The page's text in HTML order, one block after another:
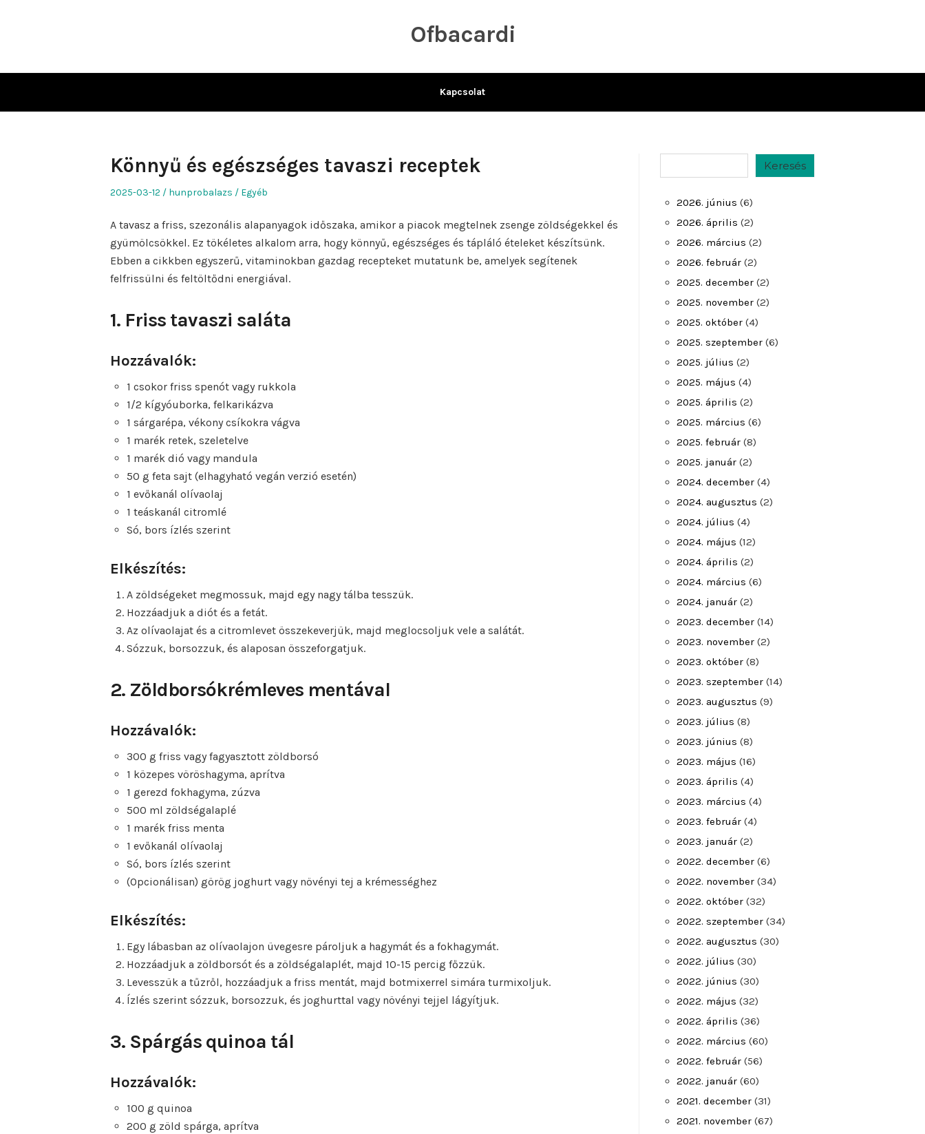
Ofbacardi
Kapcsolat
Könnyű és egészséges tavaszi receptek
Posted
2025-03-12 Author
hunprobalazs
Posted
Egyéb
A tavasz a friss, szezonális alapanyagok időszaka, amikor a piacok megtelnek zsenge zöldségekkel és
gyümölcsökkel. Ez tökéletes alkalom arra, hogy könnyű, egészséges és tápláló ételeket készítsünk.
Ebben a cikkben egyszerű, vitaminokban gazdag recepteket mutatunk be, amelyek segítenek
felfrissülni és feltöltődni energiával.
1. Friss tavaszi saláta
Hozzávalók:
1 csokor friss spenót vagy rukkola
1/2 kígyóuborka, felkarikázva
1 sárgarépa, vékony csíkokra vágva
1 marék retek, szeletelve
1 marék dió vagy mandula
50 g feta sajt (elhagyható vegán verzió esetén)
1 evőkanál olívaolaj
1 teáskanál citromlé
Só, bors ízlés szerint
Elkészítés:
A zöldségeket megmossuk, majd egy nagy tálba tesszük.
Hozzáadjuk a diót és a fetát.
Az olívaolajat és a citromlevet összekeverjük, majd meglocsoljuk vele a salátát.
Sózzuk, borsozzuk, és alaposan összeforgatjuk.
2. Zöldborsókrémleves mentával
Hozzávalók:
300 g friss vagy fagyasztott zöldborsó
1 közepes vöröshagyma, aprítva
1 gerezd fokhagyma, zúzva
500 ml zöldségalaplé
1 marék friss menta
1 evőkanál olívaolaj
Só, bors ízlés szerint
(Opcionálisan) görög joghurt vagy növényi tej a krémességhez
Elkészítés:
Egy lábasban az olívaolajon üvegesre pároljuk a hagymát és a fokhagymát.
Hozzáadjuk a zöldborsót és a zöldségalaplét, majd 10-15 percig főzzük.
Levesszük a tűzről, hozzáadjuk a friss mentát, majd botmixerrel simára turmixoljuk.
Ízlés szerint sózzuk, borsozzuk, és joghurttal vagy növényi tejjel lágyítjuk.
3. Spárgás quinoa tál
Hozzávalók:
100 g quinoa
200 g zöld spárga, aprítva
Keresés
2026. június (6)
2026. április (2)
2026. március (2)
2026. február (2)
2025. december (2)
2025. november (2)
2025. október (4)
2025. szeptember (6)
2025. július (2)
2025. május (4)
2025. április (2)
2025. március (6)
2025. február (8)
2025. január (2)
2024. december (4)
2024. augusztus (2)
2024. július (4)
2024. május (12)
2024. április (2)
2024. március (6)
2024. január (2)
2023. december (14)
2023. november (2)
2023. október (8)
2023. szeptember (14)
2023. augusztus (9)
2023. július (8)
2023. június (8)
2023. május (16)
2023. április (4)
2023. március (4)
2023. február (4)
2023. január (2)
2022. december (6)
2022. november (34)
2022. október (32)
2022. szeptember (34)
2022. augusztus (30)
2022. július (30)
2022. június (30)
2022. május (32)
2022. április (36)
2022. március (60)
2022. február (56)
2022. január (60)
2021. december (31)
2021. november (67)